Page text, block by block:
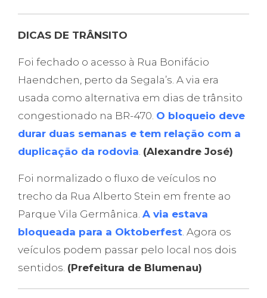
DICAS DE TRÂNSITO
Foi fechado o acesso à Rua Bonifácio
Haendchen, perto da Segala’s. A via era
usada como alternativa em dias de trânsito
congestionado na BR-470. O bloqueio deve
durar duas semanas e tem relação com a
duplicação da rodovia. (Alexandre José)
Foi normalizado o fluxo de veículos no
trecho da Rua Alberto Stein em frente ao
Parque Vila Germânica. A via estava
bloqueada para a Oktoberfest. Agora os
veículos podem passar pelo local nos dois
sentidos. (Prefeitura de Blumenau)